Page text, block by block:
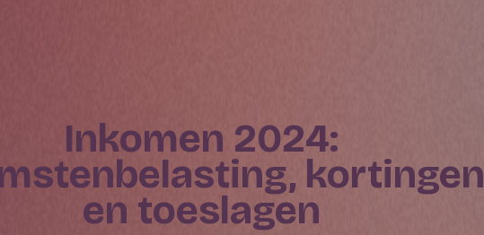
Inkomen 2024:
kortingen
en toeslagen